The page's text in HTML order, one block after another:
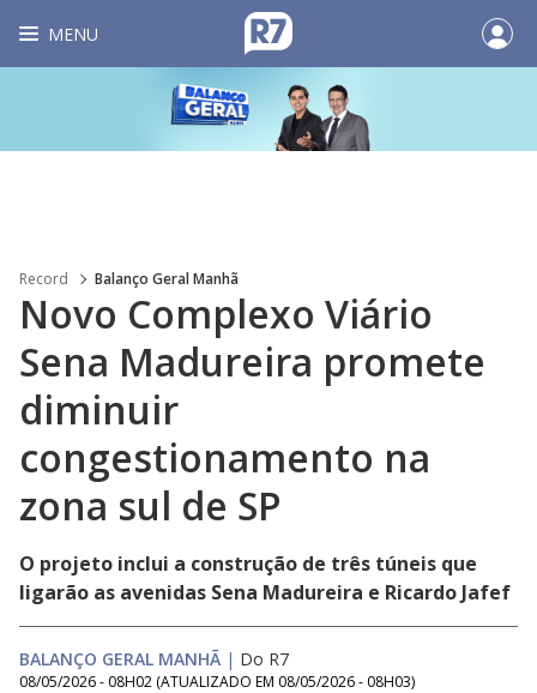
MENU
Record Balanço Geral Manhã
Novo Complexo Viário
Sena Madureira promete
diminuir
congestionamento na
zona sul de SP
O projeto inclui a construção de três túneis que
ligarão as avenidas Sena Madureira e Ricardo Jafef
BALANÇO GERAL MANHÃ | Do R7
08/05/2026 - 08H02 (ATUALIZADO EM 08/05/2026 - 08H03)